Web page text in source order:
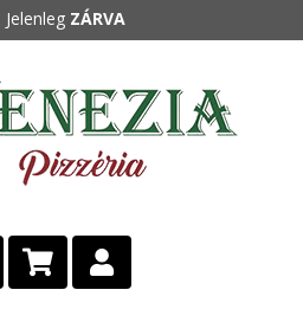
Jelenleg ZÁRVA